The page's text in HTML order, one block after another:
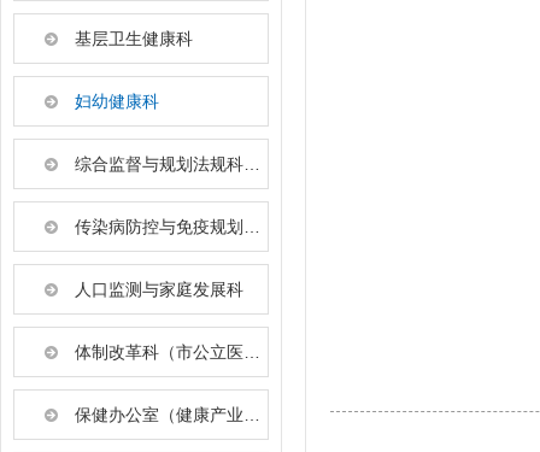
基层卫生健康科
妇幼健康科
人口监测与家庭发展科